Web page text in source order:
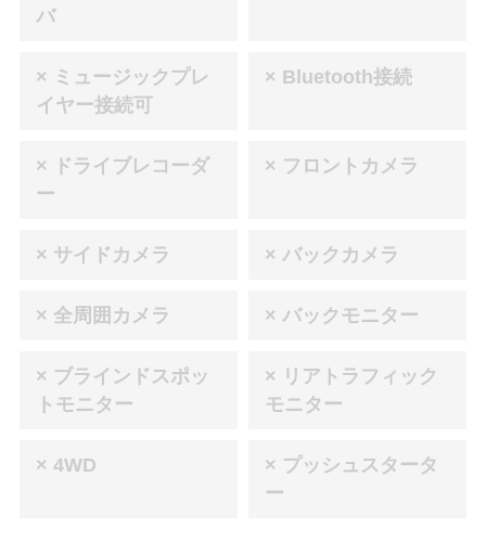
バ
× ミュージックプレ
イヤー接続可
× Bluetooth接続
× ドライブレコーダ
ー
× フロントカメラ
× サイドカメラ × バックカメラ
× 全周囲カメラ × バックモニター
× ブラインドスポッ
トモニター
× リアトラフィック
モニター
× 4WD
× プッシュスタータ
ー